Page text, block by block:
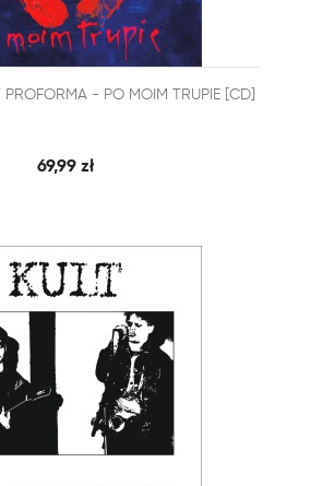
SZYBKI PODGLĄD
PROFORMA - PO MOIM TRUPIE [CD]
69,99 zł